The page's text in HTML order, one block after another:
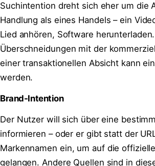
Suchintention dreht sich eher um die
Handlung als eines Handels – ein
Lied anhören, Software
Überschneidungen mit der
einer transaktionellen Absicht kann
werden.
Brand-Intention
Der Nutzer will sich über eine
informieren – oder er gibt statt der
Markennamen ein, um auf die
gelangen. Andere Quellen sind in